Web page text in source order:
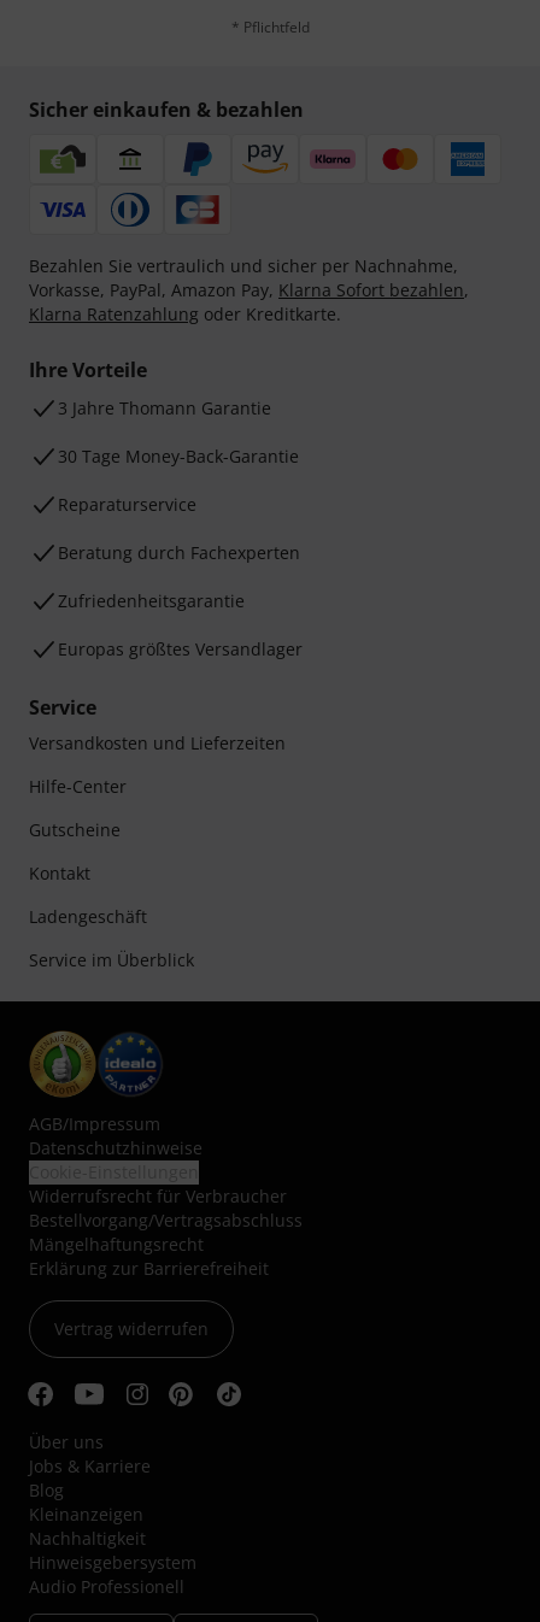
* Pflichtfeld
Sicher einkaufen & bezahlen
Bezahlen Sie vertraulich und sicher per Nachnahme,
Vorkasse, PayPal, Amazon Pay, Klarna Sofort bezahlen,
Klarna Ratenzahlung oder Kreditkarte.
Ihre Vorteile
3 Jahre Thomann Garantie
30 Tage Money-Back-Garantie
Reparaturservice
Beratung durch Fachexperten
Zufriedenheitsgarantie
Europas größtes Versandlager
Service
Versandkosten und Lieferzeiten
Hilfe-Center
Gutscheine
Kontakt
Ladengeschäft
Service im Überblick
AGB/Impressum
Datenschutzhinweise
Widerrufsrecht für Verbraucher
Bestellvorgang/Vertragsabschluss
Mängelhaftungsrecht
Erklärung zur Barrierefreiheit
Vertrag widerrufen
Über uns
Jobs & Karriere
Blog
Kleinanzeigen
Nachhaltigkeit
Hinweisgebersystem
Audio Professionell